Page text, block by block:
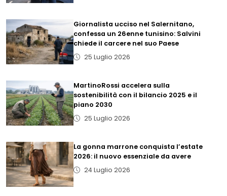
Giornalista ucciso nel Salernitano,
confessa un 26enne tunisino: Salvini
chiede il carcere nel suo Paese
25 Luglio 2026
MartinoRossi accelera sulla
sostenibilità con il bilancio 2025 e il
piano 2030
25 Luglio 2026
La gonna marrone conquista l’estate
2026: il nuovo essenziale da avere
24 Luglio 2026